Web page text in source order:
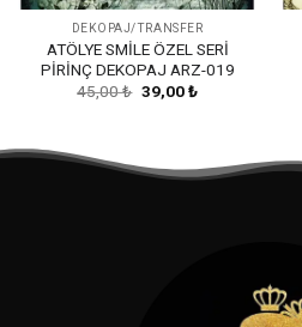
DEKOPAJ/TRANSFER
ATÖLYE SMİLE ÖZEL SERİ
PİRİNÇ DEKOPAJ ARZ-019
45,00₺ Orijinal
fiyat:
39,00₺Şu